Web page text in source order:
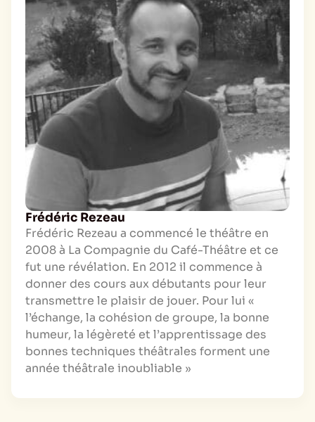
Frédéric Rezeau
Frédéric Rezeau a commencé le théâtre en
2008 à La Compagnie du Café-Théâtre et ce
fut une révélation. En 2012 il commence à
donner des cours aux débutants pour leur
transmettre le plaisir de jouer. Pour lui «
l’échange, la cohésion de groupe, la bonne
humeur, la légèreté et l’apprentissage des
bonnes techniques théâtrales forment une
année théâtrale inoubliable »